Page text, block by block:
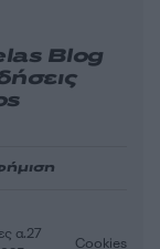
Blog
α.27
Cookies